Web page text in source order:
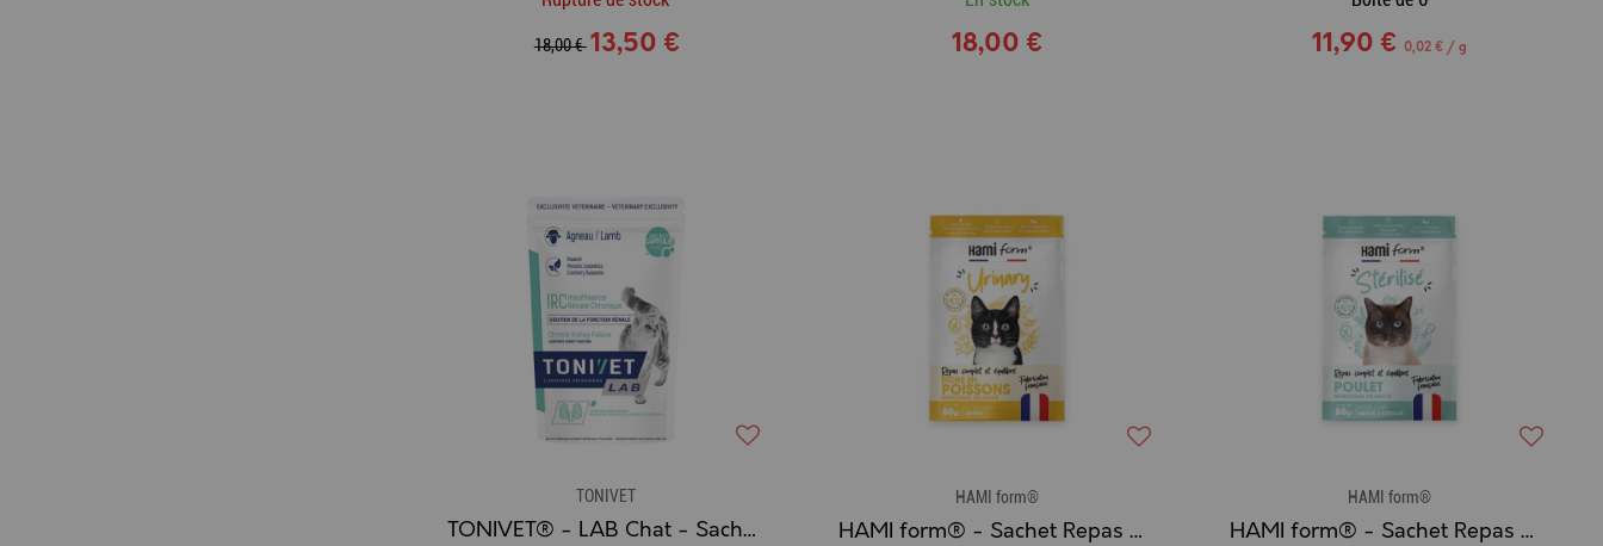
18,00 € 13,50 € 18,00 € 11,90 € 0,02 € / g
TONIVET
TONIVET® - LAB Chat - Sachet Aliment Complet Humide IRC Agneau
HAMI form®
HAMI form® - Sachet Repas Complet Humide pour Chat Urinary au THON
HAMI form®
HAMI form® - Sachet Repas Complet Humide pour Chat Stérilisé au POULET